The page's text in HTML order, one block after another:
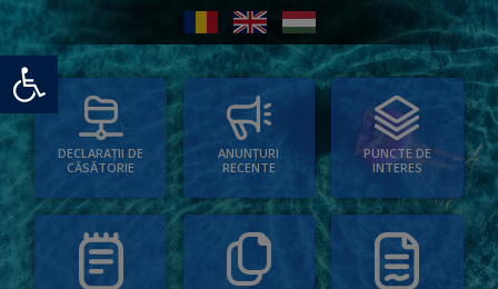
Deschide bara de unelte
DECLARAȚII DE
CĂSĂTORIE
ANUNȚURI
RECENTE
PUNCTE DE
INTERES